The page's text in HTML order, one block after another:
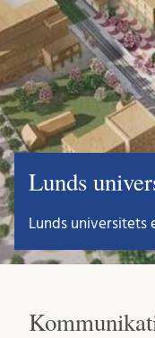
Lunds
Lunds universitets